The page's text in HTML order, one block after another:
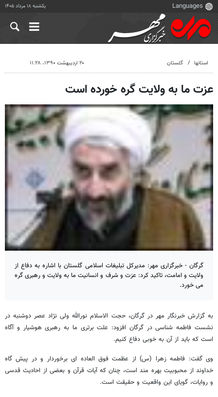
یکشنبه ۱۸ مرداد ۱۴۰۵
استانها گلستان ۲۰ اردیبهشت ۱۳۹۰، ۱۱:۲۸
عزت ما به ولایت گره خورده است
گرگان - خبرگزاری مهر: مدیرکل تبلیغات اسلامی گلستان با اشاره به دفاع از
ولایت و امامت، تاکید کرد: عزت و شرف و انسانیت ما به ولایت و رهبری گره
می خورد.
به گزارش خبرنگار مهر در گرگان، حجت الاسلام نورالله ولی نژاد عصر دوشنبه در
نشست فاطمه شناسی در گرگان افزود: علت برتری ما به رهبری هوشیار و آگاه
است که باید از آن به خوبی دفاع کنیم.
وی گفت: فاطمه زهرا (س) از عظمت فوق العاده ای برخوردار و در پیش گاه
خداوند از محبوبیت بهره مند است، چنان که آیات قرآن و بعضی از احادیث قدسی
و روایات، گویای این واقعیت و حقیقت است.